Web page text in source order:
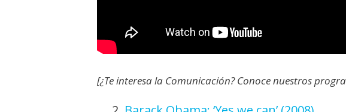
[¿Te interesa la Comunicación? Conoce nuestros